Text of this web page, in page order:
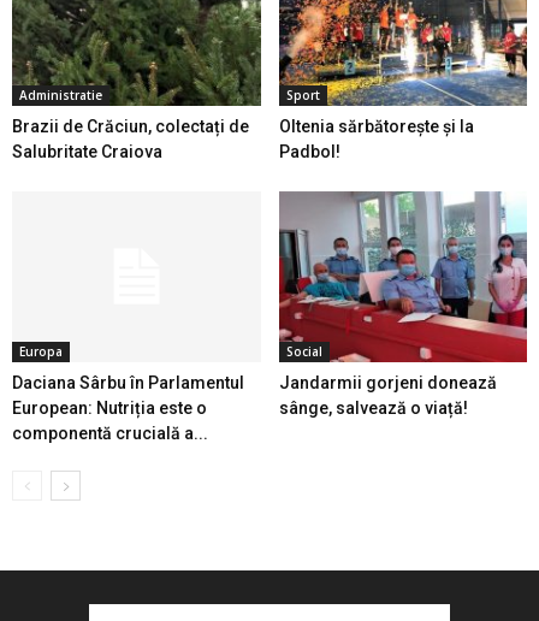
Administratie
Brazii de Crăciun, colectați de
Salubritate Craiova
Sport
Oltenia sărbătorește și la
Padbol!
Europa
Daciana Sârbu în Parlamentul
European: Nutriția este o
componentă crucială a...
Social
Jandarmii gorjeni donează
sânge, salvează o viață!